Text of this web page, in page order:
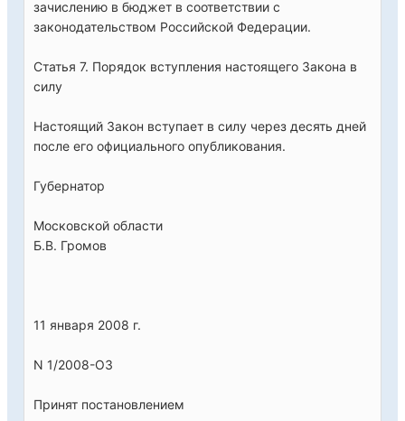
зачислению в бюджет в соответствии с
законодательством Российской Федерации.
Статья 7. Порядок вступления настоящего Закона в
силу
Настоящий Закон вступает в силу через десять дней
после его официального опубликования.
Губернатор
Московской области
Б.В. Громов
11 января 2008 г.
N 1/2008-ОЗ
Принят постановлением